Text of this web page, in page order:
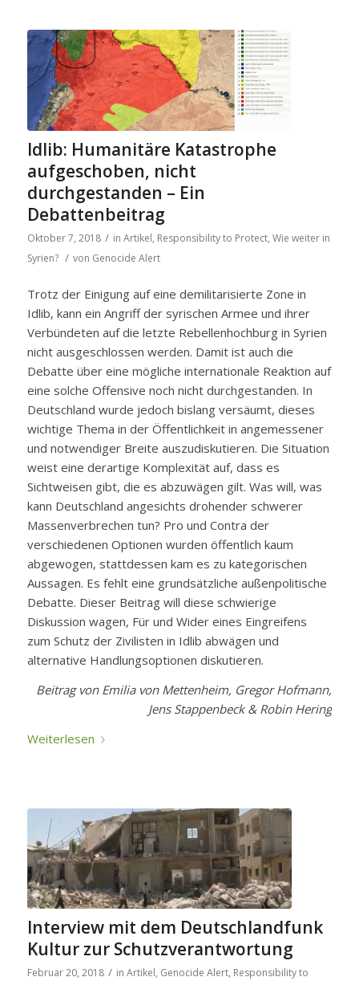
Idlib: Humanitäre Katastrophe
aufgeschoben, nicht
durchgestanden – Ein
Debattenbeitrag
Oktober 7, 2018 / in Artikel, Responsibility to Protect, Wie weiter in
Syrien? / von Genocide Alert
Trotz der Einigung auf eine demilitarisierte Zone in
Idlib, kann ein Angriff der syrischen Armee und ihrer
Verbündeten auf die letzte Rebellenhochburg in Syrien
nicht ausgeschlossen werden. Damit ist auch die
Debatte über eine mögliche internationale Reaktion auf
eine solche Offensive noch nicht durchgestanden. In
Deutschland wurde jedoch bislang versäumt, dieses
wichtige Thema in der Öffentlichkeit in angemessener
und notwendiger Breite auszudiskutieren. Die Situation
weist eine derartige Komplexität auf, dass es
Sichtweisen gibt, die es abzuwägen gilt. Was will, was
kann Deutschland angesichts drohender schwerer
Massenverbrechen tun? Pro und Contra der
verschiedenen Optionen wurden öffentlich kaum
abgewogen, stattdessen kam es zu kategorischen
Aussagen. Es fehlt eine grundsätzliche außenpolitische
Debatte. Dieser Beitrag will diese schwierige
Diskussion wagen, Für und Wider eines Eingreifens
zum Schutz der Zivilisten in Idlib abwägen und
alternative Handlungsoptionen diskutieren.
Beitrag von Emilia von Mettenheim, Gregor Hofmann,
Jens Stappenbeck & Robin Hering
Weiterlesen
Interview mit dem Deutschlandfunk
Kultur zur Schutzverantwortung
Februar 20, 2018 / in Artikel, Genocide Alert, Responsibility to